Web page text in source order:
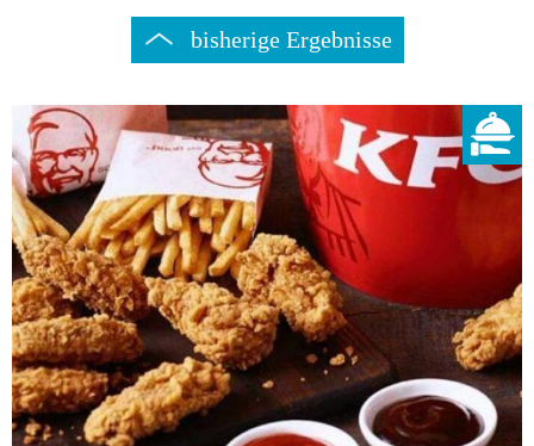
bisherige Ergebnisse